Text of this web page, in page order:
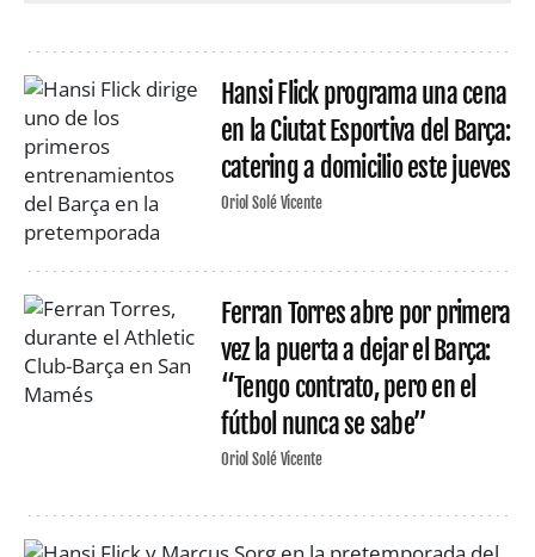
Hansi Flick programa una cena
en la Ciutat Esportiva del Barça:
catering a domicilio este jueves
Oriol Solé Vicente
Ferran Torres abre por primera
vez la puerta a dejar el Barça:
“Tengo contrato, pero en el
fútbol nunca se sabe”
Oriol Solé Vicente